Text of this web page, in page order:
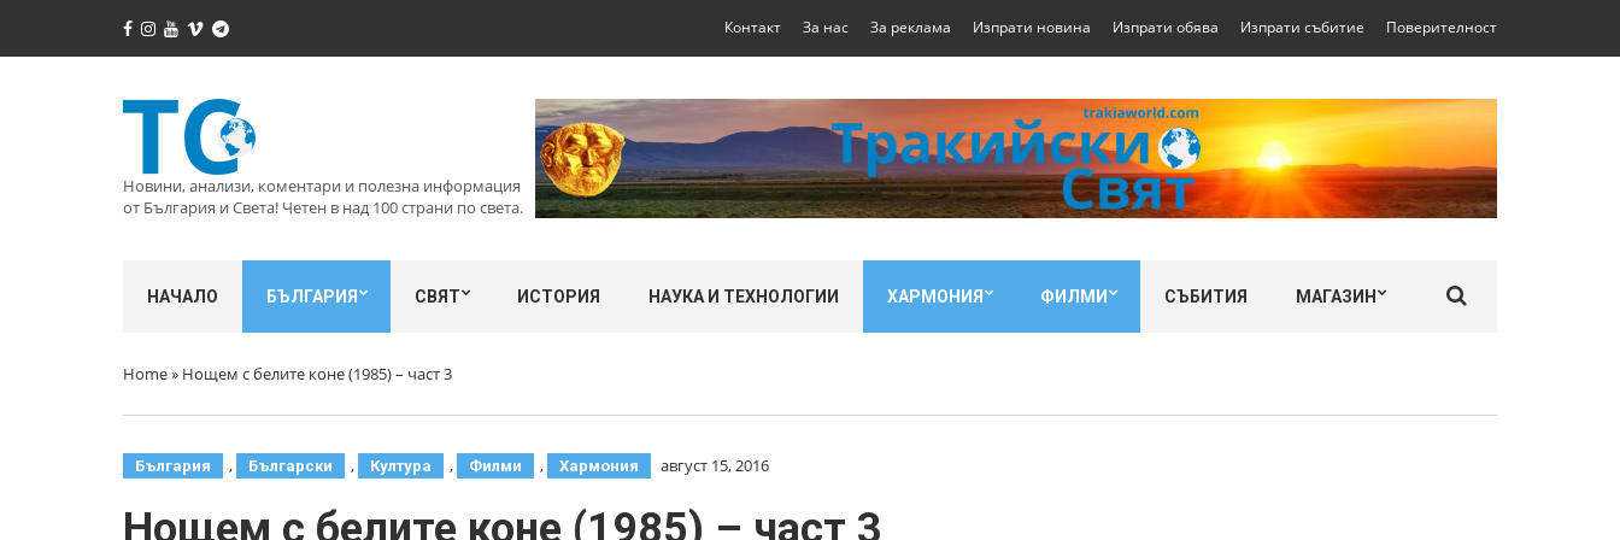
Контакт За нас За реклама Изпрати новина Изпрати обява Изпрати събитие Поверителност
Новини, анализи, коментари и полезна информация
от България и Света! Четен в над 100 страни по света.
НАЧАЛО БЪЛГАРИЯ СВЯТ ИСТОРИЯ НАУКА И ТЕХНОЛОГИИ ХАРМОНИЯ ФИЛМИ СЪБИТИЯ МАГАЗИН
Home» Нощем с белите коне (1985) – част 3
България , Български , Култура , Филми , Хармония август 15, 2016
Нощем с белите коне (1985) – част 3